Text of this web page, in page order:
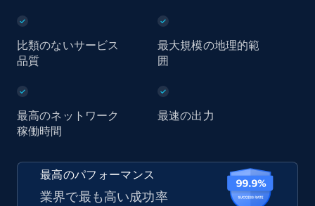
比類のないサービス
品質
最大規模の地理的範
囲
最高のネットワーク
稼働時間
最速の出力
最高のパフォーマンス
業界で最も高い成功率